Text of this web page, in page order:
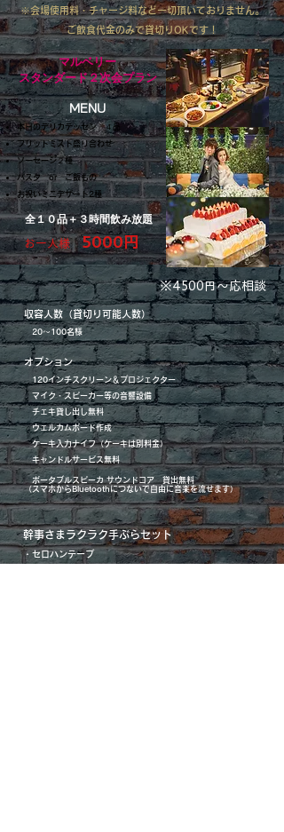
※会場使用料・チャージ料など一切頂いておりません。
​ご飲食代金のみで貸切りOKです！
全１０品＋３時間飲み放題
MENU
本日のデリカテッセン ４品
フリットミスト盛り合わせ
ソーセージ２種
パスタ or ご飯もの
お祝いミニデザート2種
お一人様5000円
マルベリー
スタンダード２次会プラン
※4500円〜応相談
収容人数（貸切り可能人数）
20〜100名様
オプション
120インチスクリーン＆プロジェクター
​ マイク・スピーカー等の音響設備
チェキ貸し出し無料
ウェルカムボード作成
ケーキ入力ナイフ（ケーキは別料金）
キャンドルサービス無料
ポータブルスピーカサウンドコア 貸出無料
​（スマホからBluetoothにつないで自由に音楽を流せます）
幹事さまラクラク手ぶらセット
・セロハンテープ